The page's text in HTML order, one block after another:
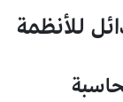
للأنظمة